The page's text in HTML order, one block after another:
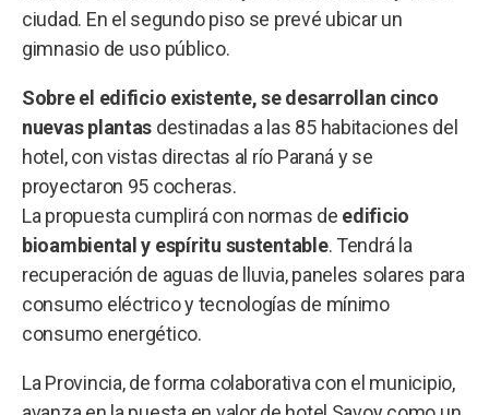
ciudad. En el segundo piso se prevé ubicar un
gimnasio de uso público.
Sobre el edificio existente, se desarrollan cinco
nuevas plantas destinadas a las 85 habitaciones del
hotel, con vistas directas al río Paraná y se
proyectaron 95 cocheras.
La propuesta cumplirá con normas de edificio
bioambiental y espíritu sustentable. Tendrá la
recuperación de aguas de lluvia, paneles solares para
consumo eléctrico y tecnologías de mínimo
consumo energético.
La Provincia, de forma colaborativa con el municipio,